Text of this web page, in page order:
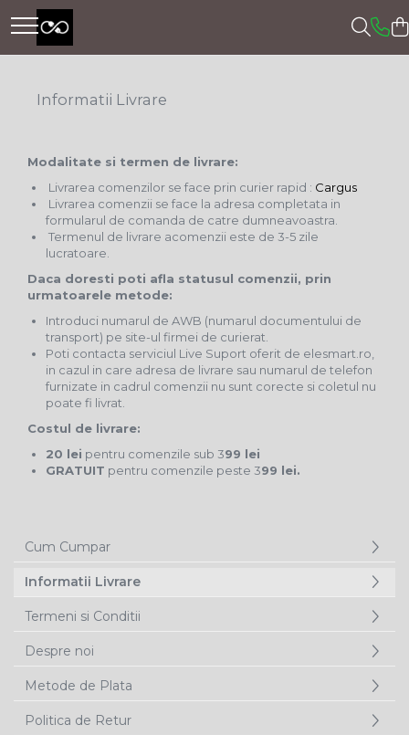
Informatii Livrare
Modalitate si termen de livrare:
Livrarea comenzilor se face prin curier rapid : Cargus
Livrarea comenzii se face la adresa completata in
formularul de comanda de catre dumneavoastra.
Termenul de livrare acomenzii este de 3-5 zile
lucratoare.
Daca doresti poti afla statusul comenzii, prin
urmatoarele metode:
Introduci numarul de AWB (numarul documentului de
transport) pe site-ul firmei de curierat.
Poti contacta serviciul Live Suport oferit de elesmart.ro,
in cazul in care adresa de livrare sau numarul de telefon
furnizate in cadrul comenzii nu sunt corecte si coletul nu
poate fi livrat.
Costul de livrare:
20 lei pentru comenzile sub 399 lei
GRATUIT pentru comenzile peste 399 lei.
Cum Cumpar
Informatii Livrare
Termeni si Conditii
Despre noi
Metode de Plata
Politica de Retur